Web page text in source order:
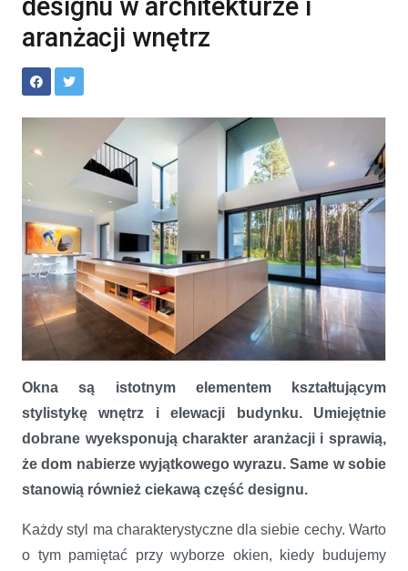
designu w architekturze i
aranżacji wnętrz
Okno – kluczowy element designu w architekturze i aranżacji wnętrz
Okna są istotnym elementem kształtującym
stylistykę wnętrz i elewacji budynku. Umiejętnie
dobrane wyeksponują charakter aranżacji i sprawią,
że dom nabierze wyjątkowego wyrazu. Same w sobie
stanowią również ciekawą część designu.
Każdy styl ma charakterystyczne dla siebie cechy. Warto
o tym pamiętać przy wyborze okien, kiedy budujemy